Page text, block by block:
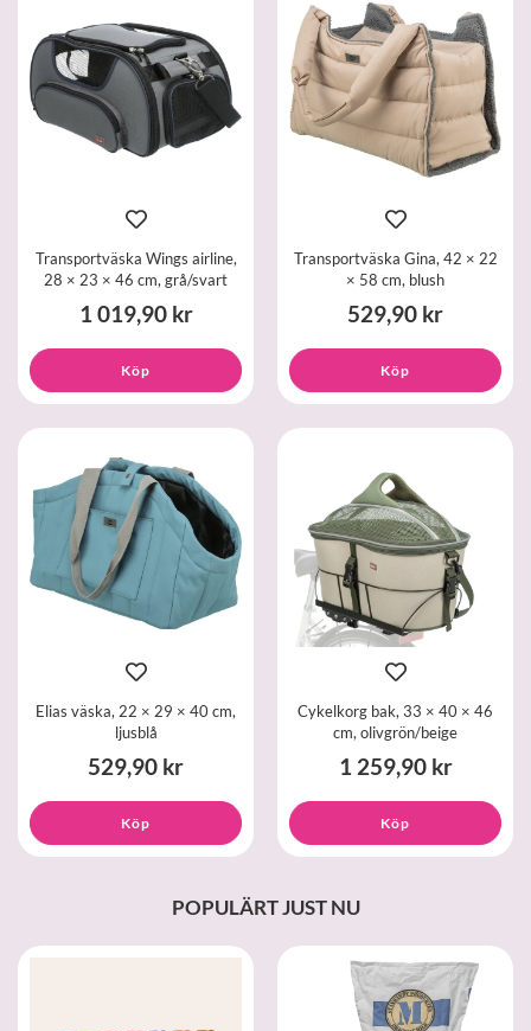
Transportväska Wings airline,
28 × 23 × 46 cm, grå/svart
1 019,90 kr
Köp
Transportväska Gina, 42 × 22
× 58 cm, blush
529,90 kr
Köp
Elias väska, 22 × 29 × 40 cm,
ljusblå
529,90 kr
Köp
Cykelkorg bak, 33 × 40 × 46
cm, olivgrön/beige
1 259,90 kr
Köp
POPULÄRT JUST NU